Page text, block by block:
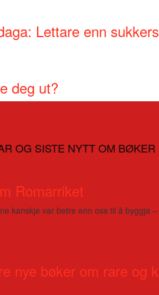
Lettare enn
deg ut?
OG SISTE NYTT OM BØKER
Romarriket
kanskje var betre enn oss til å byggja
nye bøker om rare og